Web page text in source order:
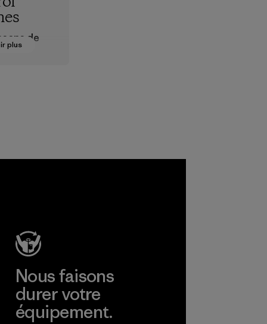
plus
de
à base
Nous faisons
durer votre
équipement.